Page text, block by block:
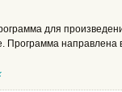
для
Программа